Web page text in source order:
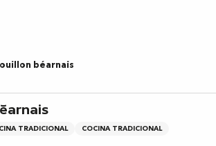
béarnais
TRADICIONAL COCINA TRADICIONAL